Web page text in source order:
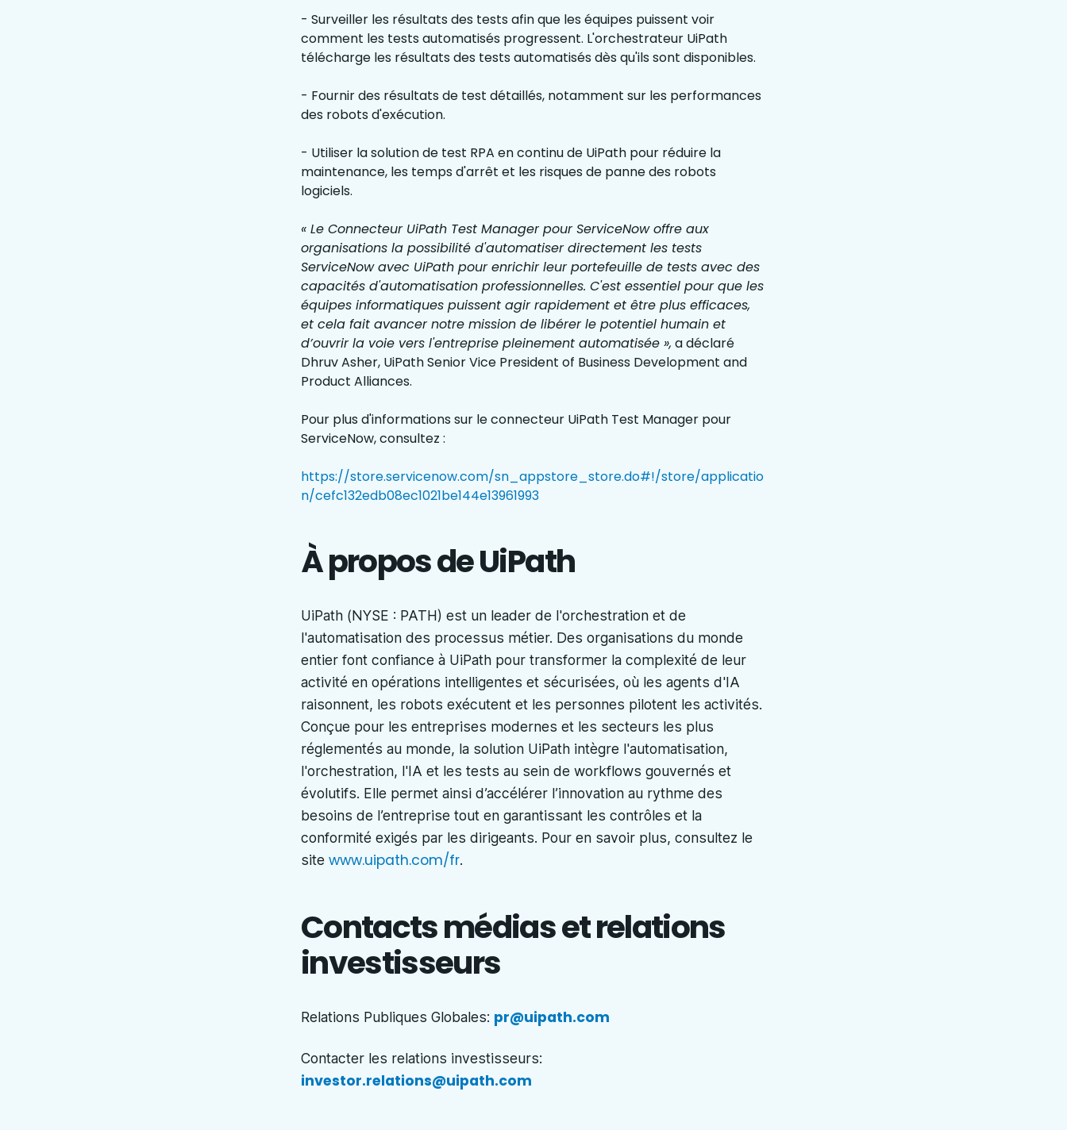
- Surveiller les résultats des tests afin que les équipes puissent voir
comment les tests automatisés progressent. L'orchestrateur UiPath
télécharge les résultats des tests automatisés dès qu'ils sont disponibles.
- Fournir des résultats de test détaillés, notamment sur les performances
des robots d'exécution.
- Utiliser la solution de test RPA en continu de UiPath pour réduire la
maintenance, les temps d'arrêt et les risques de panne des robots
logiciels.
« Le Connecteur UiPath Test Manager pour ServiceNow offre aux
organisations la possibilité d'automatiser directement les tests
ServiceNow avec UiPath pour enrichir leur portefeuille de tests avec des
capacités d'automatisation professionnelles. C'est essentiel pour que les
équipes informatiques puissent agir rapidement et être plus efficaces,
et cela fait avancer notre mission de libérer le potentiel humain et
d’ouvrir la voie vers l'entreprise pleinement automatisée », a déclaré
Dhruv Asher, UiPath Senior Vice President of Business Development and
Product Alliances.
Pour plus d'informations sur le connecteur UiPath Test Manager pour
ServiceNow, consultez :
https://store.servicenow.com/sn_appstore_store.do#!/store/applicatio
n/cefc132edb08ec1021be144e13961993
À propos de UiPath
UiPath (NYSE : PATH) est un leader de l'orchestration et de
l'automatisation des processus métier. Des organisations du monde
entier font confiance à UiPath pour transformer la complexité de leur
activité en opérations intelligentes et sécurisées, où les agents d'IA
raisonnent, les robots exécutent et les personnes pilotent les activités.
Conçue pour les entreprises modernes et les secteurs les plus
réglementés au monde, la solution UiPath intègre l'automatisation,
l'orchestration, l'IA et les tests au sein de workflows gouvernés et
évolutifs. Elle permet ainsi d’accélérer l’innovation au rythme des
besoins de l’entreprise tout en garantissant les contrôles et la
conformité exigés par les dirigeants. Pour en savoir plus, consultez le
site www.uipath.com/fr.
Contacts médias et relations
investisseurs
Relations Publiques Globales: pr@uipath.com
Contacter les relations investisseurs:
investor.relations@uipath.com